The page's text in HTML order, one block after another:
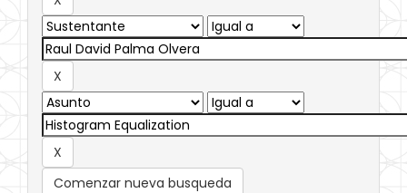
Comenzar nueva busqueda